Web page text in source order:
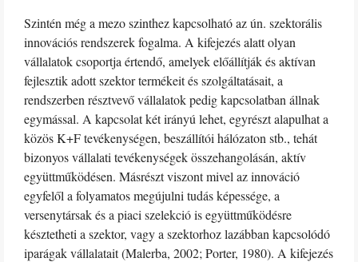
Szintén még a mezo szinthez kapcsolható az ún. szektorális
innovációs rendszerek fogalma. A kifejezés alatt olyan
vállalatok csoportja értendő, amelyek előállítják és aktívan
fejlesztik adott szektor termékeit és szolgáltatásait, a
rendszerben résztvevő vállalatok pedig kapcsolatban állnak
egymással. A kapcsolat két irányú lehet, egyrészt alapulhat a
közös K+F tevékenységen, beszállítói hálózaton stb., tehát
bizonyos vállalati tevékenységek összehangolásán, aktív
együttműködésen. Másrészt viszont mivel az innováció
egyfelől a folyamatos megújulni tudás képessége, a
versenytársak és a piaci szelekció is együttműködésre
késztetheti a szektor, vagy a szektorhoz lazábban kapcsolódó
iparágak vállalatait (Malerba, 2002; Porter, 1980). A kifejezés